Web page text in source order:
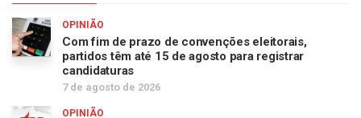
OPINIÃO
Com fim de prazo de convenções eleitorais,
partidos têm até 15 de agosto para registrar
candidaturas
7 de agosto de 2026
OPINIÃO